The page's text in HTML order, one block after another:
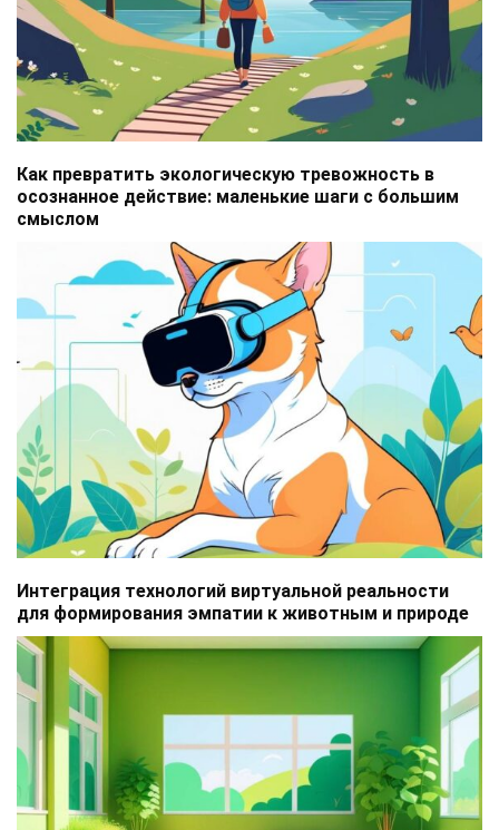
Как превратить экологическую тревожность в
осознанное действие: маленькие шаги с большим
смыслом
Интеграция технологий виртуальной реальности
для формирования эмпатии к животным и природе